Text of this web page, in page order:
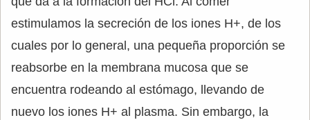
estimulamos la secreción de los iones H+, de los
cuales por lo general, una pequeña proporción se
reabsorbe en la membrana mucosa que se
encuentra rodeando al estómago, llevando de
nuevo los iones H+ al plasma. Sin embargo, la